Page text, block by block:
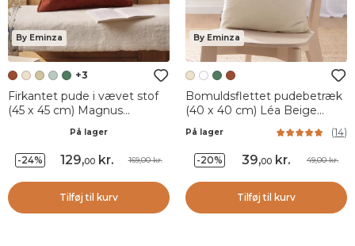
By Eminza
+3
Firkantet pude i vævet stof
(45 x 45 cm) Magnus
På lager
-24% 129,00kr. 169,00 kr.
Tilføj til kurv
By Eminza
Bomuldsflettet pudebetræk
(40 x 40 cm) Léa Beige
pampa
På lager (14)
-20% 39,00kr. 49,00 kr.
Tilføj til kurv